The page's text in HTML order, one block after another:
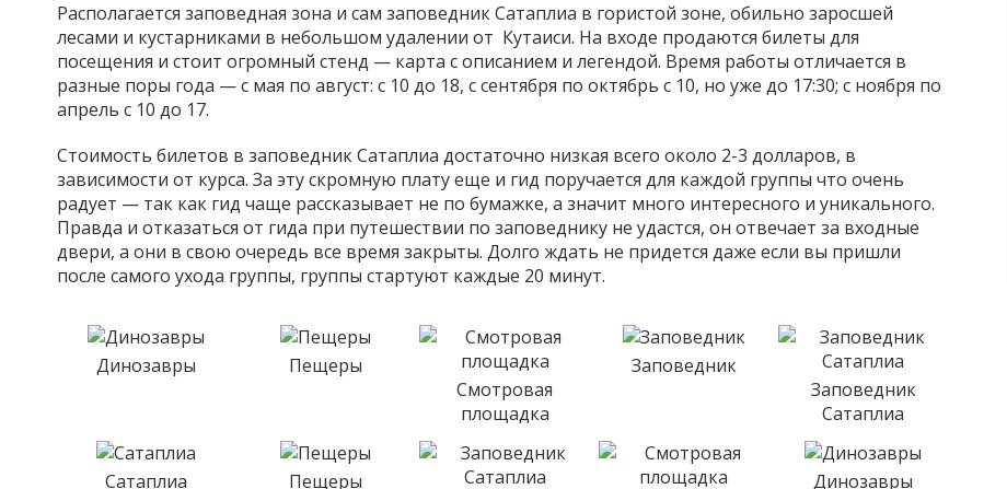
Располагается заповедная зона и сам заповедник Сатаплиа в гористой зоне, обильно заросшей
лесами и кустарниками в небольшом удалении от Кутаиси. На входе продаются билеты для
посещения и стоит огромный стенд — карта с описанием и легендой. Время работы отличается в
разные поры года — с мая по август: с 10 до 18, с сентября по октябрь с 10, но уже до 17:30; с ноября по
апрель с 10 до 17.
Стоимость билетов в заповедник Сатаплиа достаточно низкая всего около 2-3 долларов, в
зависимости от курса. За эту скромную плату еще и гид поручается для каждой группы что очень
радует — так как гид чаще рассказывает не по бумажке, а значит много интересного и уникального.
Правда и отказаться от гида при путешествии по заповеднику не удастся, он отвечает за входные
двери, а они в свою очередь все время закрыты. Долго ждать не придется даже если вы пришли
после самого ухода группы, группы стартуют каждые 20 минут.
Динозавры
Пещеры
Смотровая
площадка
Заповедник
Заповедник
Сатаплиа
Сатаплиа
Пещеры
Динозавры